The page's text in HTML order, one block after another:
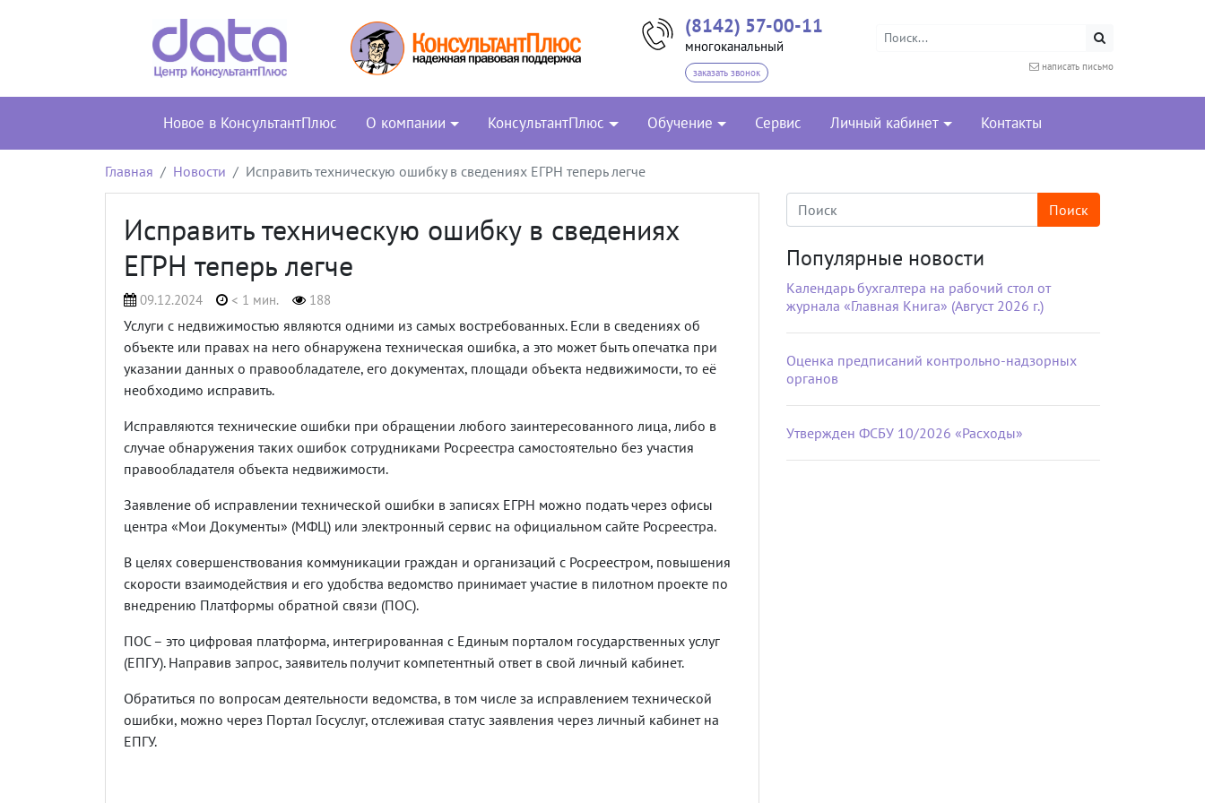
(8142) 57-00-11
многоканальный
заказать звонок
написать письмо
Новое в КонсультантПлюс О компании КонсультантПлюс Обучение Сервис Личный кабинет Контакты
Главная Новости Исправить техническую ошибку в сведениях ЕГРН теперь легче
Исправить техническую ошибку в сведениях
ЕГРН теперь легче
09.12.2024 < 1 мин. 188
Услуги с недвижимостью являются одними из самых востребованных. Если в сведениях об
объекте или правах на него обнаружена техническая ошибка, а это может быть опечатка при
указании данных о правообладателе, его документах, площади объекта недвижимости, то её
необходимо исправить.
Исправляются технические ошибки при обращении любого заинтересованного лица, либо в
случае обнаружения таких ошибок сотрудниками Росреестра самостоятельно без участия
правообладателя объекта недвижимости.
Заявление об исправлении технической ошибки в записях ЕГРН можно подать через офисы
центра «Мои Документы» (МФЦ) или электронный сервис на официальном сайте Росреестра.
В целях совершенствования коммуникации граждан и организаций с Росреестром, повышения
скорости взаимодействия и его удобства ведомство принимает участие в пилотном проекте по
внедрению Платформы обратной связи (ПОС).
ПОС – это цифровая платформа, интегрированная с Единым порталом государственных услуг
(ЕПГУ). Направив запрос, заявитель получит компетентный ответ в свой личный кабинет.
Обратиться по вопросам деятельности ведомства, в том числе за исправлением технической
ошибки, можно через Портал Госуслуг, отслеживая статус заявления через личный кабинет на
ЕПГУ.
Популярные новости
Календарь бухгалтера на рабочий стол от
журнала «Главная Книга» (Август 2026 г.)
Оценка предписаний контрольно-надзорных
органов
Утвержден ФСБУ 10/2026 «Расходы»